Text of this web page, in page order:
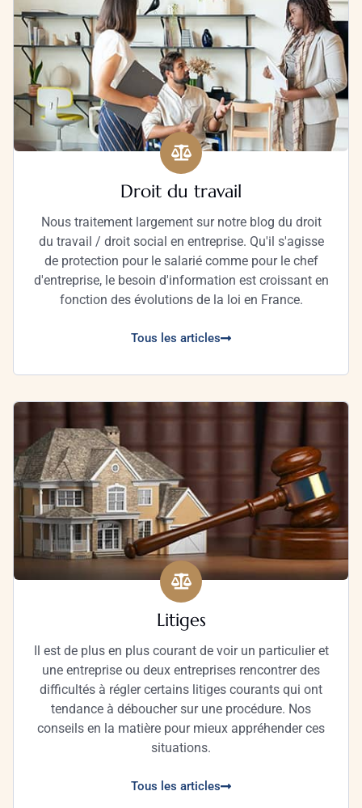
Droit du travail
Nous traitement largement sur notre blog du droit
du travail / droit social en entreprise. Qu'il s'agisse
de protection pour le salarié comme pour le chef
d'entreprise, le besoin d'information est croissant en
fonction des évolutions de la loi en France.
Tous les articles
Litiges
Il est de plus en plus courant de voir un particulier et
une entreprise ou deux entreprises rencontrer des
difficultés à régler certains litiges courants qui ont
tendance à déboucher sur une procédure. Nos
conseils en la matière pour mieux appréhender ces
situations.
Tous les articles